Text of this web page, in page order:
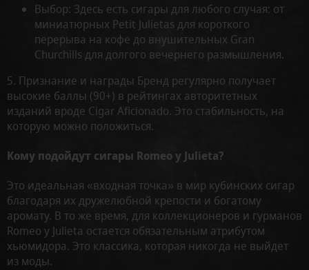
Выбор: Здесь есть сигары для любого случая: от
миниатюрных Petit Julietas для короткого
перерыва на кофе до внушительных Gran
Churchills для долгого вечернего размышления.
5. Признание и награды Бренд регулярно получает
высокие баллы (90+) в рейтингах авторитетных
изданий вроде Cigar Aficionado. Это стабильность, на
которую можно положиться.
Кому подойдут сигары Romeo y Julieta?
Это идеальная «входная точка» в мир кубинских сигар
благодаря их дружелюбной крепости и богатому
аромату. В то же время, для коллекционеров и гурманов
Romeo y Julieta остается обязательным атрибутом
хьюмидора. Это классика, которая никогда не выйдет
из моды.